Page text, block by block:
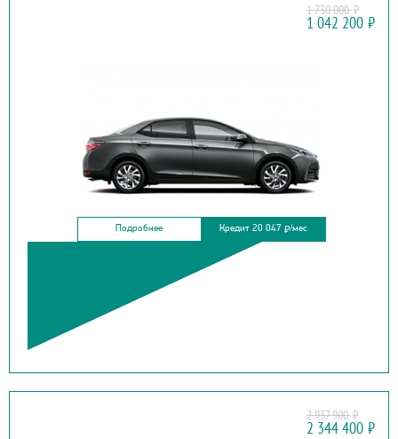
1 730 000₽
1 042 200 ₽
Подробнее Кредит 20 047 ₽/мес
2 937 900₽
2 344 400 ₽